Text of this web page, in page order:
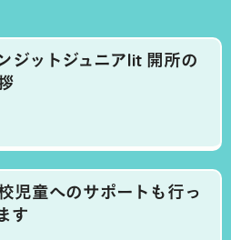
ジットジュニアlit 開所の
児童へのサポートも行っ
す